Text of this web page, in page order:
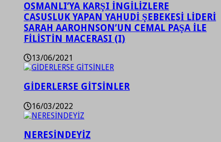
OSMANLI’YA KARŞI İNGİLİZLERE
CASUSLUK YAPAN YAHUDİ ŞEBEKESİ LİDERİ
SARAH AAROHNSON’UN CEMAL PAŞA İLE
FİLİSTİN MACERASI (I)
13/06/2021
GİDERLERSE GİTSİNLER
16/03/2022
NERESİNDEYİZ